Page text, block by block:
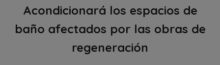
Acondicionará los espacios de
baño afectados por las obras de
regeneración